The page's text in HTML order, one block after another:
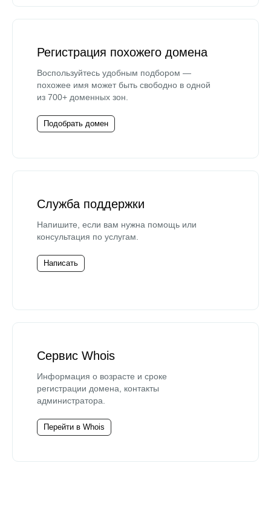
Регистрация похожего домена
Воспользуйтесь удобным подбором —
похожее имя может быть свободно в одной
из 700+ доменных зон.
Подобрать домен
Служба поддержки
Напишите, если вам нужна помощь или
консультация по услугам.
Написать
Сервис Whois
Информация о возрасте и сроке
регистрации домена, контакты
администратора.
Перейти в Whois